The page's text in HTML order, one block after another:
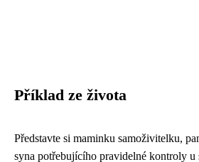
Příklad ze života
Představte si maminku samoživitelku,
syna potřebujícího pravidelné kontroly